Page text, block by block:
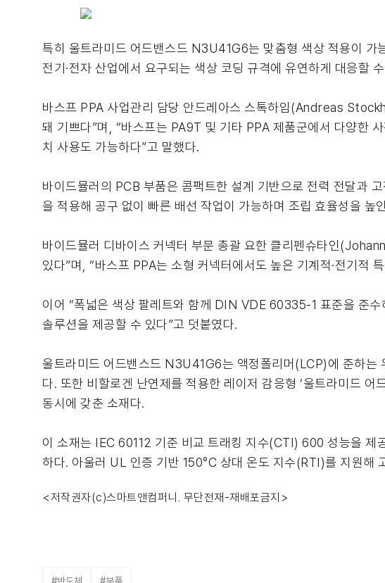
특히 울트라미드 어드밴스드 N3U41G6는 맞춤형 색상 적용이
전기·전자 산업에서 요구되는 색상 코딩 규격에 유연하게 대응할
바스프 PPA 사업관리 담당 안드레아스 스톡하임(Andreas
돼 기쁘다”며, “바스프는 PA9T 및 기타 PPA 제품군에서 다양한
치 사용도 가능하다”고 말했다.
바이드뮬러의 PCB 부품은 콤팩트한 설계 기반으로 전력 전달과
을 적용해 공구 없이 빠른 배선 작업이 가능하며 조립 효율성을 높
바이드뮬러 디바이스 커넥터 부문 총괄 요한 클리펜슈타인
있다”며, “바스프 PPA는 소형 커넥터에서도 높은 기계적·전기적
이어 “폭넓은 색상 팔레트와 함께 DIN VDE 60335-1 표준을 준
솔루션을 제공할 수 있다”고 덧붙였다.
울트라미드 어드밴스드 N3U41G6는 액정폴리머(LCP)에 준하는
다. 또한 비할로겐 난연제를 적용한 레이저 감응형 ‘울트라미드
동시에 갖춘 소재다.
이 소재는 IEC 60112 기준 비교 트래킹 지수(CTI) 600 성능을
하다. 아울러 UL 인증 기반 150°C 상대 온도 지수(RTI)를 지원해
<저작권자(c)스마트앤컴퍼니. 무단전재-재배포금지>